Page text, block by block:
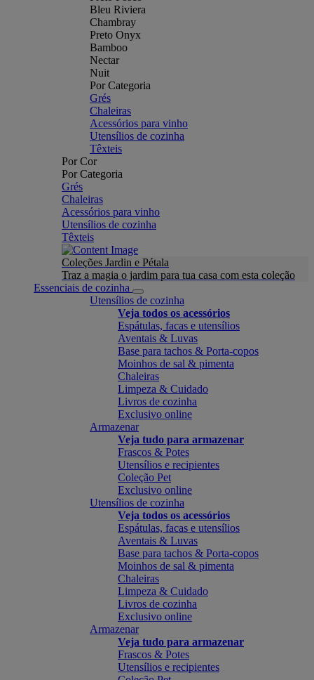
Bleu Riviera
Chambray
Preto Onyx
Bamboo
Nectar
Nuit
Por Categoria
Grés
Chaleiras
Acessórios para vinho
Utensílios de cozinha
Têxteis
Por Cor
Por Categoria
Grés
Chaleiras
Acessórios para vinho
Utensílios de cozinha
Têxteis
Coleções Jardin e Pétala
Traz a magia o jardim para tua casa com esta coleção
Essenciais de cozinha
Utensílios de cozinha
Veja todos os acessórios
Espátulas, facas e utensílios
Aventais & Luvas
Base para tachos & Porta-copos
Moinhos de sal & pimenta
Chaleiras
Limpeza & Cuidado
Livros de cozinha
Exclusivo online
Armazenar
Veja tudo para armazenar
Frascos & Potes
Utensílios e recipientes
Coleção Pet
Exclusivo online
Utensílios de cozinha
Veja todos os acessórios
Espátulas, facas e utensílios
Aventais & Luvas
Base para tachos & Porta-copos
Moinhos de sal & pimenta
Chaleiras
Limpeza & Cuidado
Livros de cozinha
Exclusivo online
Armazenar
Veja tudo para armazenar
Frascos & Potes
Utensílios e recipientes